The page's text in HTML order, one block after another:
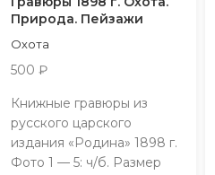
Природа. Пейзажи
Охота
500 ₽
Книжные гравюры из
русского царского
издания «Родина» 1898 г.
Фото 1 — 5: ч/б. Размер